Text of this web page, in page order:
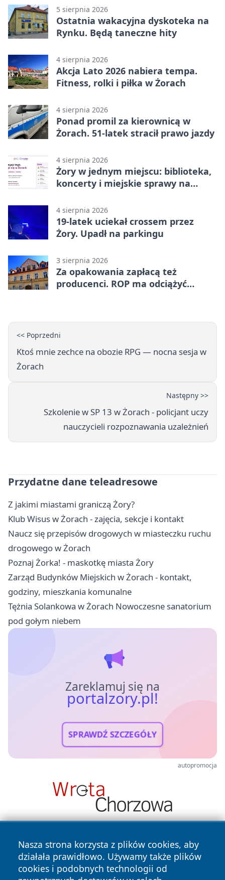
5 sierpnia 2026
Ostatnia wakacyjna dyskoteka na
Rynku. Będą taneczne hity
4 sierpnia 2026
Akcja Lato 2026 nabiera tempa.
Fitness, rolki i piłka w Żorach
4 sierpnia 2026
Ponad promil za kierownicą w
Żorach. 51-latek stracił prawo jazdy
4 sierpnia 2026
Żory w jednym miejscu: biblioteka,
koncerty i miejskie sprawy na
4 sierpnia 2026
19-latek uciekał crossem przez
Żory. Upadł na parkingu
3 sierpnia 2026
Za opakowania zapłacą też
producenci. ROP ma odciążyć
<< Poprzedni
Ktoś mnie zechce na obozie RPG — nocna sesja w
Żorach
Następny >>
Szkolenie w SP 13 w Żorach - policjant uczy
nauczycieli rozpoznawania uzależnień
Przydatne dane teleadresowe
Z jakimi miastami graniczą Żory?
Klub Wisus w Żorach - zajęcia, sekcje i kontakt
Naucz się przepisów drogowych w miasteczku ruchu
drogowego w Żorach
Poznaj Żorka! - maskotkę miasta Żory
Zarząd Budynków Miejskich w Żorach - kontakt,
godziny, mieszkania komunalne
Tężnia Solankowa w Żorach Nowoczesne sanatorium
pod gołym niebem
Zareklamuj się na
portalzory.pl!
SPRAWDŹ SZCZEGÓŁY
autopromocja
Nasza strona korzysta z plików cookies, aby
działała prawidłowo. Używamy także plików
cookies i podobnych technologii od